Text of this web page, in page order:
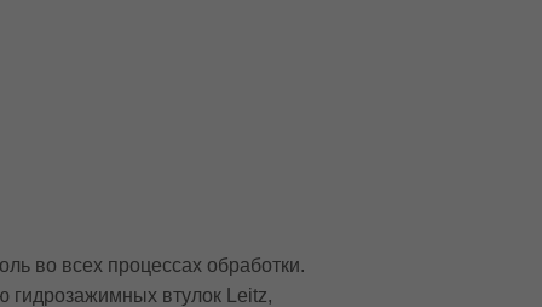
во всех процессах обработки.
гидрозажимных втулок Leitz,